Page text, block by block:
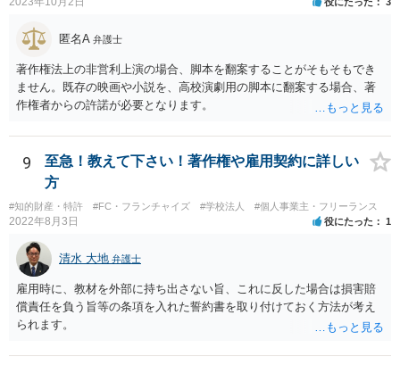
匿名A 弁護士
著作権法上の非営利上演の場合、脚本を翻案することがそもそもでき
ません。既存の映画や小説を、高校演劇用の脚本に翻案する場合、著
作権者からの許諾が必要となります。
9
至急！教えて下さい！著作権や雇用契約に詳しい
方
#知的財産・特許 #FC・フランチャイズ #学校法人 #個人事業主・フリーランス
2022年8月3日 役にたった 1
清水 大地 弁護士
雇用時に、教材を外部に持ち出さない旨、これに反した場合は損害賠
償責任を負う旨等の条項を入れた誓約書を取り付けておく方法が考え
られます。